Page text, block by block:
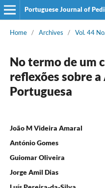
Portuguese Journal of
Home / Archives / Vol. 44
No termo de um
reflexões sobre
Portuguesa
João M Videira Amaral
António Gomes
Guiomar Oliveira
Jorge Amil Dias